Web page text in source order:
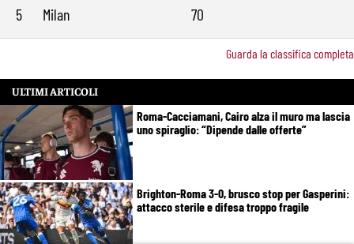
5
Milan 70
Guarda la classifica completa
ULTIMI ARTICOLI
Roma-Cacciamani, Cairo alza il muro ma lascia
uno spiraglio: “Dipende dalle offerte”
Brighton-Roma 3-0, brusco stop per Gasperini:
attacco sterile e difesa troppo fragile